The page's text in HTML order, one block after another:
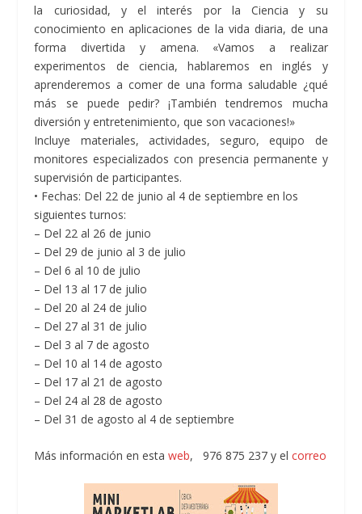
la curiosidad, y el interés por la Ciencia y su
conocimiento en aplicaciones de la vida diaria, de una
forma divertida y amena. «Vamos a realizar
experimentos de ciencia, hablaremos en inglés y
aprenderemos a comer de una forma saludable ¿qué
más se puede pedir? ¡También tendremos mucha
diversión y entretenimiento, que son vacaciones!»
Incluye materiales, actividades, seguro, equipo de
monitores especializados con presencia permanente y
supervisión de participantes.
• Fechas: Del 22 de junio al 4 de septiembre en los
siguientes turnos:
– Del 22 al 26 de junio
– Del 29 de junio al 3 de julio
– Del 6 al 10 de julio
– Del 13 al 17 de julio
– Del 20 al 24 de julio
– Del 27 al 31 de julio
– Del 3 al 7 de agosto
– Del 10 al 14 de agosto
– Del 17 al 21 de agosto
– Del 24 al 28 de agosto
– Del 31 de agosto al 4 de septiembre
Más información en estaweb, 976 875 237 y elcorreo